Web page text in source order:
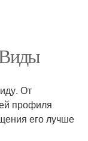
От
профиля
его лучше